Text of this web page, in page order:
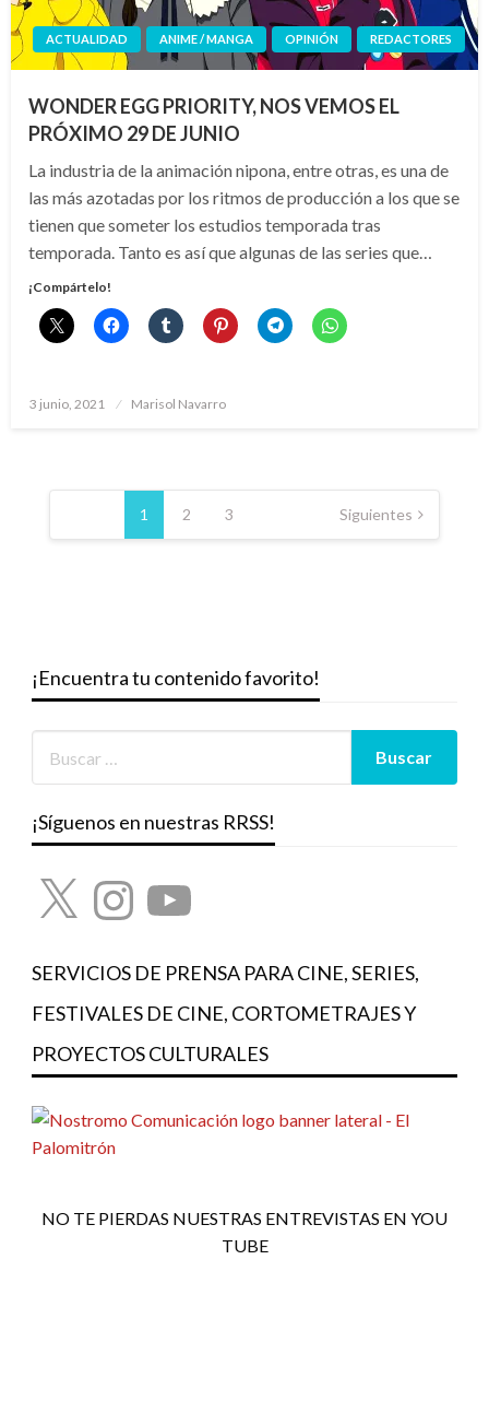
ACTUALIDAD ANIME / MANGA OPINIÓN REDACTORES
WONDER EGG PRIORITY, NOS VEMOS EL
PRÓXIMO 29 DE JUNIO
La industria de la animación nipona, entre otras, es una de
las más azotadas por los ritmos de producción a los que se
tienen que someter los estudios temporada tras
temporada. Tanto es así que algunas de las series que…
¡Compártelo!
Publicado
3 junio, 2021 Marisol Navarro
Paginación
entradas
1 2 3 Siguientes
¡Encuentra tu contenido favorito!
¡Síguenos en nuestras RRSS!
X InstagramYouTube
SERVICIOS DE PRENSA PARA CINE, SERIES,
FESTIVALES DE CINE, CORTOMETRAJES Y
PROYECTOS CULTURALES
NO TE PIERDAS NUESTRAS ENTREVISTAS EN YOU
TUBE